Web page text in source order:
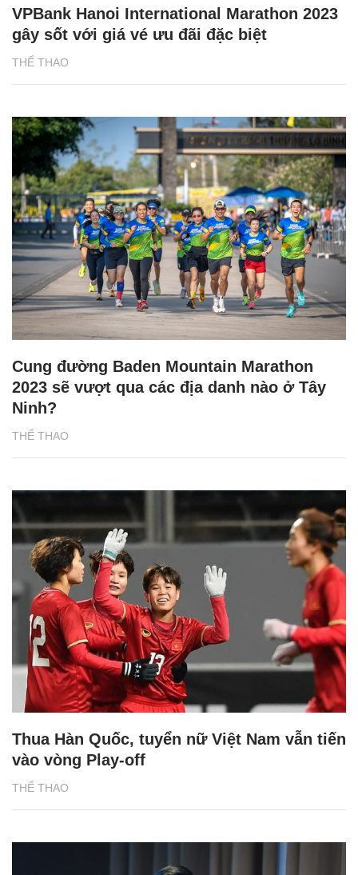
THỂ THAO
VPBank Hanoi International Marathon 2023
gây sốt với giá vé ưu đãi đặc biệt
THỂ THAO
Cung đường Baden Mountain Marathon
2023 sẽ vượt qua các địa danh nào ở Tây
Ninh?
THỂ THAO
Thua Hàn Quốc, tuyển nữ Việt Nam vẫn tiến
vào vòng Play-off